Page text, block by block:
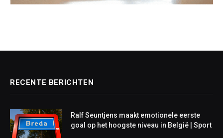
RECENTE BERICHTEN
Ralf Seuntjens maakt emotionele eerste
goal op het hoogste niveau in België | Sport